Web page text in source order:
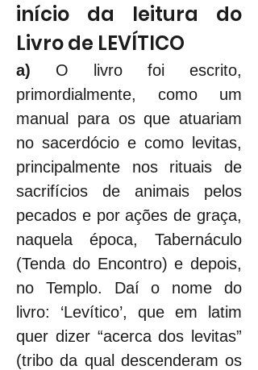
início da leitura do
Livro de LEVÍTICO
a) O livro foi escrito,
primordialmente, como um
manual para os que atuariam
no sacerdócio e como levitas,
principalmente nos rituais de
sacrifícios de animais pelos
pecados e por ações de graça,
naquela época, Tabernáculo
(Tenda do Encontro) e depois,
no Templo. Daí o nome do
livro: ‘Levítico’, que em latim
quer dizer “acerca dos levitas”
(tribo da qual descenderam os